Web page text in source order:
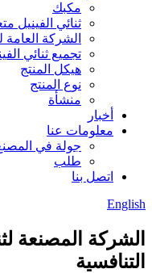
مكبك
ثنائي الفينيل
الشركة
تجميع ثنائي
هيكل المنتج
نوع المنتج
منشأة
أخبار
معلومات عنا
جولة في
طلب
اتصل بنا
English
الشركة المصنعة
التنافسية